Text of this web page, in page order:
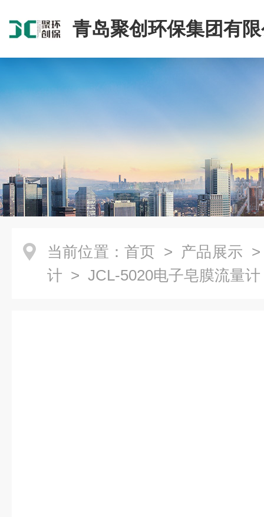
青岛聚创环保集团有
当前位置： 首页 > 产品展示
计 > JCL-5020电子皂膜流量计